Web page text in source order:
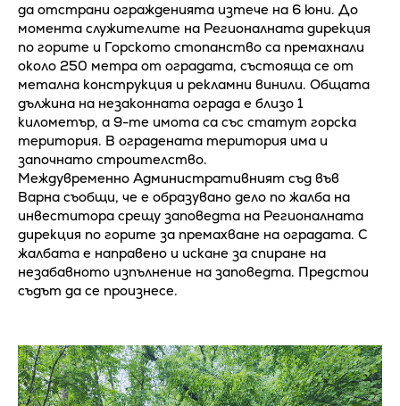
да отстрани огражденията изтече на 6 юни. До
момента служителите на Регионалната дирекция
по горите и Горското стопанство са премахнали
около 250 метра от оградата, състояща се от
метална конструкция и рекламни винили. Общата
дължина на незаконната ограда е близо 1
километър, а 9-те имота са със статут горска
територия. В оградената територия има и
започнато строителство.
Междувременно Административният съд във
Варна съобщи, че е образувано дело по жалба на
инвеститора срещу заповедта на Регионалната
дирекция по горите за премахване на оградата. С
жалбата е направено и искане за спиране на
незабавното изпълнение на заповедта. Предстои
съдът да се произнесе.